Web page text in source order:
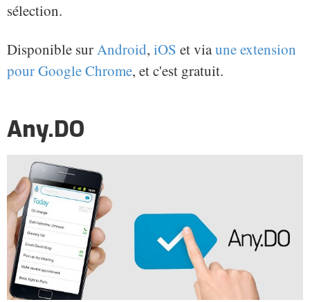
sélection.
Disponible surAndroid, iOS et viaune extension
pour Google Chrome, et c'est gratuit.
Any.DO